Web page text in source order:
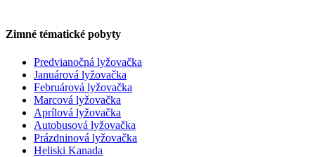
Zimné tématické pobyty
Predvianočná lyžovačka
Januárová lyžovačka
Februárová lyžovačka
Marcová lyžovačka
Aprílová lyžovačka
Autobusová lyžovačka
Prázdninová lyžovačka
Heliski Kanada